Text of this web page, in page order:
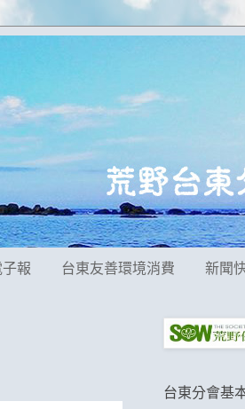
報 台東友善環境消費 新聞
台東分會基